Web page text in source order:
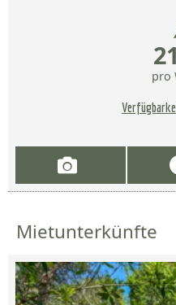
pro
Mietunterkünfte